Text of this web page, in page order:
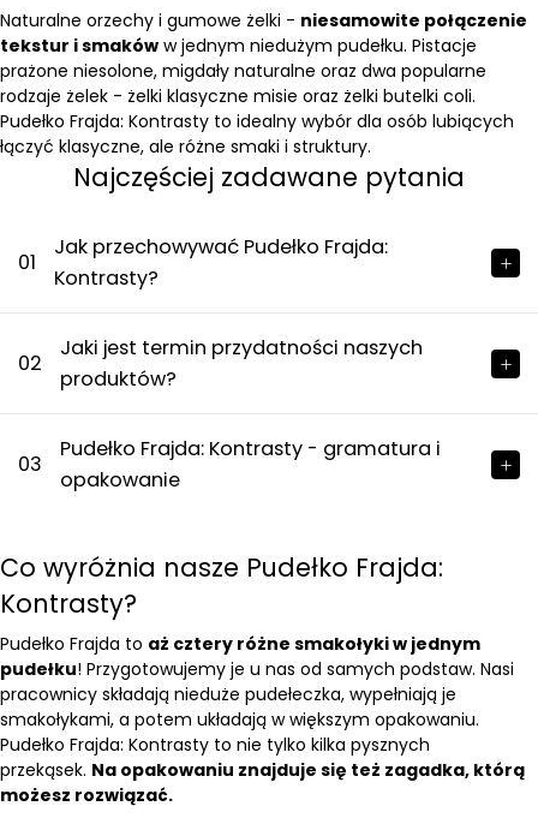
Naturalne orzechy i gumowe żelki - niesamowite połączenie
tekstur i smaków w jednym niedużym pudełku. Pistacje
prażone niesolone, migdały naturalne oraz dwa popularne
rodzaje żelek - żelki klasyczne misie oraz żelki butelki coli.
Pudełko Frajda: Kontrasty to idealny wybór dla osób lubiących
łączyć klasyczne, ale różne smaki i struktury.
Najczęściej zadawane pytania
01
Jak przechowywać Pudełko Frajda:
Kontrasty?
02
Jaki jest termin przydatności naszych
produktów?
03
Pudełko Frajda: Kontrasty - gramatura i
opakowanie
Co wyróżnia nasze Pudełko Frajda:
Kontrasty?
Pudełko Frajda to aż cztery różne smakołyki w jednym
pudełku! Przygotowujemy je u nas od samych podstaw. Nasi
pracownicy składają nieduże pudełeczka, wypełniają je
smakołykami, a potem układają w większym opakowaniu.
Pudełko Frajda: Kontrasty to nie tylko kilka pysznych
przekąsek. Na opakowaniu znajduje się też zagadka, którą
możesz rozwiązać.